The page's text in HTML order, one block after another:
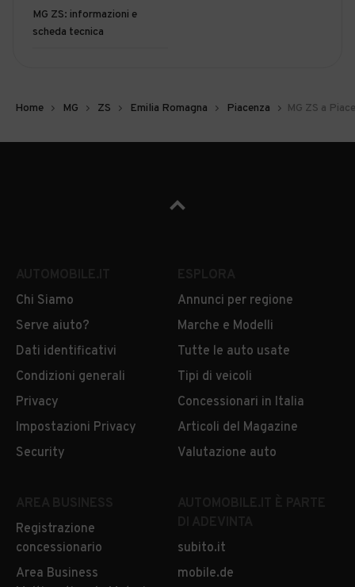
MG ZS: informazioni e
scheda tecnica
Home MG ZS Emilia Romagna Piacenza MG ZS a
Chi Siamo
Serve aiuto?
Dati identificativi
Condizioni generali
Privacy
Impostazioni Privacy
Security
Annunci per regione
Marche e Modelli
Tutte le auto usate
Tipi di veicoli
Concessionari in Italia
Articoli del Magazine
Valutazione auto
Registrazione
concessionario
Area Business
subito.it
mobile.de